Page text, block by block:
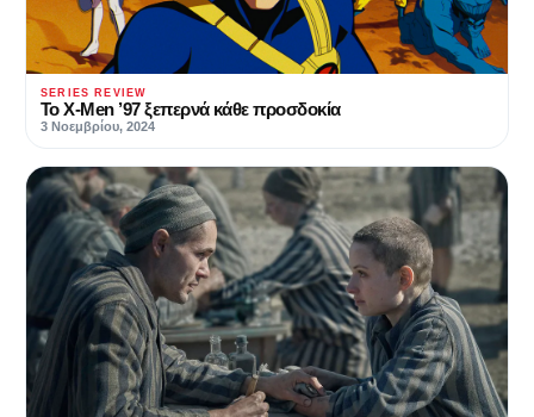
SERIES REVIEW
Το X-Men ’97 ξεπερνά κάθε προσδοκία
3 Νοεμβρίου, 2024